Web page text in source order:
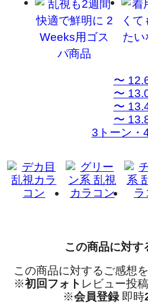
〜
〜
〜
〜
3トーン・
この商品に対す
この商品に対するご感想
※初回フォト レビュー投稿
※会員登録即時